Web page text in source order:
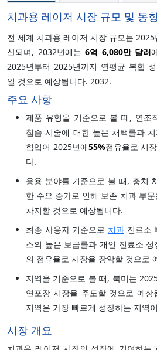
치과용 레이저 시장 규모 및 동
전 세계 치과용 레이저 시장 규모는 2025
산되며, 2032년에는6억 6,080만 달러
2025년부터 2025년까지 연평균 복합
일 것으로 예상됩니다. 2032.
주요 사항
제품 유형을 기준으로 볼 때, 연조
침습 시술에 대한 높은 채택률과
힘입어 2025년에55%점유율로 시
다.
응용 분야를 기준으로 볼 때, 충치
한 수요 증가로 인해 보존 치과 부
차지할 것으로 예상됩니다.
최종 사용자 기준으로 치과 진료소
스의 높은 보급률과 개인 진료소
의 점유율로 시장을 장악할 것으로
지역을 기준으로 볼 때, 북미는
연포장 시장을 주도할 것으로 예
지역은 가장 빠르게 성장하는 지역
시장 개요